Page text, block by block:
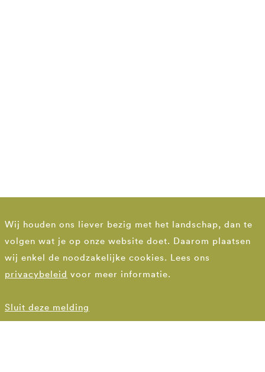
Wij houden ons liever bezig met het landschap, dan te
volgen wat je op onze website doet. Daarom plaatsen
wij enkel de noodzakelijke cookies. Lees ons
privacybeleid voor meer informatie.
Sluit deze melding